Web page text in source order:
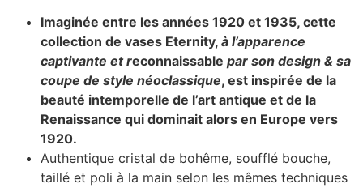
Imaginée entre les années 1920 et 1935, cette
collection de vases Eternity, à l’apparence
captivante et reconnaissable par son design & sa
coupe de style néoclassique, est inspirée de la
beauté intemporelle de l’art antique et de la
Renaissance qui dominait alors en Europe vers
1920.
Authentique cristal de bohême, soufflé bouche,
taillé et poli à la main selon les mêmes techniques